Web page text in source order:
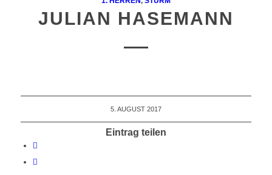
JULIAN HASEMANN
5. AUGUST 2017
Eintrag teilen